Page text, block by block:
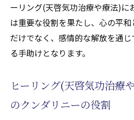
ーリング(天啓気功治療や療法)に
は重要な役割を果たし、心の平
だけでなく、感情的な解放を通
る手助けとなります。
ヒーリング(天啓気功治療
のクンダリニーの役割